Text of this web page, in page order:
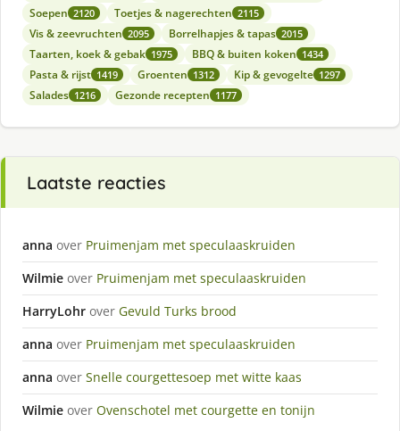
Soepen 2120 Toetjes & nagerechten 2115
Vis & zeevruchten 2095 Borrelhapjes & tapas 2015
Taarten, koek & gebak 1975 BBQ & buiten koken 1434
Pasta & rijst 1419 Groenten 1312 Kip & gevogelte 1297
Salades 1216 Gezonde recepten 1177
Laatste reacties
anna over Pruimenjam met speculaaskruiden
Wilmie over Pruimenjam met speculaaskruiden
HarryLohr over Gevuld Turks brood
anna over Pruimenjam met speculaaskruiden
anna over Snelle courgettesoep met witte kaas
Wilmie over Ovenschotel met courgette en tonijn